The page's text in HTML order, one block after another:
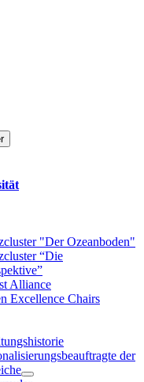
"Der Ozeanboden"
“Die
Alliance
Excellence Chairs
der